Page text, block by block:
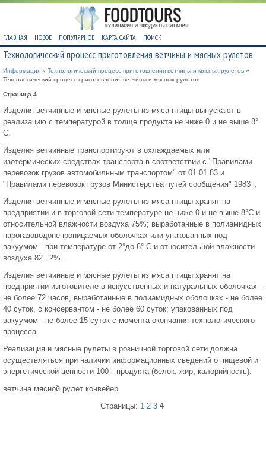
ГЛАВНАЯ НОВОЕ ПОПУЛЯРНОЕ КАРТА САЙТА ПОИСК
Технологический процесс приготовления ветчины и мясных рулетов
Информация » Технологический процесс приготовления ветчины и мясных рулетов »
Технологический процесс приготовления ветчины и мясных рулетов
Страница 4
Изделия ветчинные и мясные рулеты из мяса птицы выпускают в
реализацию с температурой в толще продукта не ниже 0 и не выше 8°
С.
Изделия ветчинные транспортируют в охлаждаемых или
изотермических средствах транспорта в соответствии с "Правилами
перевозок грузов автомобильным транспортом" от 01.01.83 и
"Правилами перевозок грузов Министерства путей сообщения" 1983 г.
Изделия ветчинные и мясные рулеты из мяса птицы хранят на
предприятии и в торговой сети температуре не ниже 0 и не выше 8°С и
относительной влажности воздуха 75%; выработанные в полиамидных
парогазоводонепроницаемых оболочках или упакованных под
вакуумом - при температуре от 2°до 6° С и относительной влажности
воздуха 82± 2%.
Изделия ветчинные и мясные рулеты из мяса птицы хранят на
предприятии-изготовителе в искусственных и натуральных оболочках -
не более 72 часов, выработанные в полиамидных оболочках - не более
40 суток, с консервантом - не более 60 суток; упакованных под
вакуумом - не более 15 суток с момента окончания технологического
процесса.
Реализация и мясные рулеты в розничной торговой сети должна
осуществляться при наличии информационных сведений о пищевой и
энергетической ценности 100 г продукта (белок, жир, калорийность).
ветчина мясной рулет конвейер
Страницы: 1 2 3 4